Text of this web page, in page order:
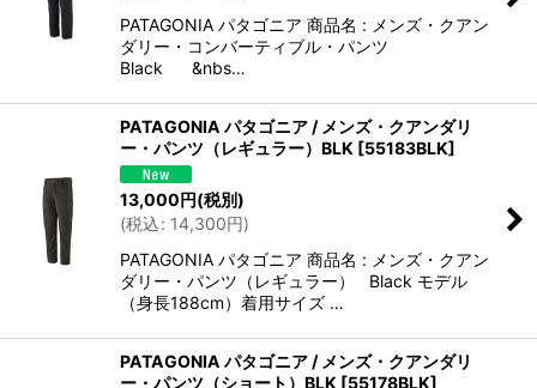
PATAGONIA パタゴニア 商品名 : メンズ・クアン
ダリー・コンバーティブル・パンツ
Black &nbs…
PATAGONIA パタゴニア / メンズ・クアンダリ
ー・パンツ（レギュラー）BLK [55183BLK]
13,000円(税別)
(税込: 14,300円)
PATAGONIA パタゴニア 商品名 : メンズ・クアン
ダリー・パンツ（レギュラー） Black モデル
（身長188cm）着用サイズ …
PATAGONIA パタゴニア / メンズ・クアンダリ
ー・パンツ（ショート）BLK [55178BLK]